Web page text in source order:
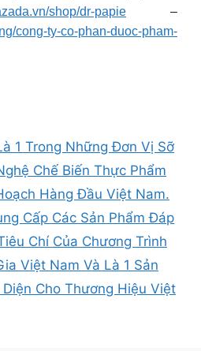
shop/dr-papie –
cong-ty-co-phan-duoc-pham-
1 Trong Những Đơn Vị Sỡ
Chế Biến Thực Phẩm
Hàng Đầu Việt Nam.
Cấp Các Sản Phẩm Đáp
Chí Của Chương Trình
Việt Nam Và Là 1 Sản
Cho Thương Hiệu Việt